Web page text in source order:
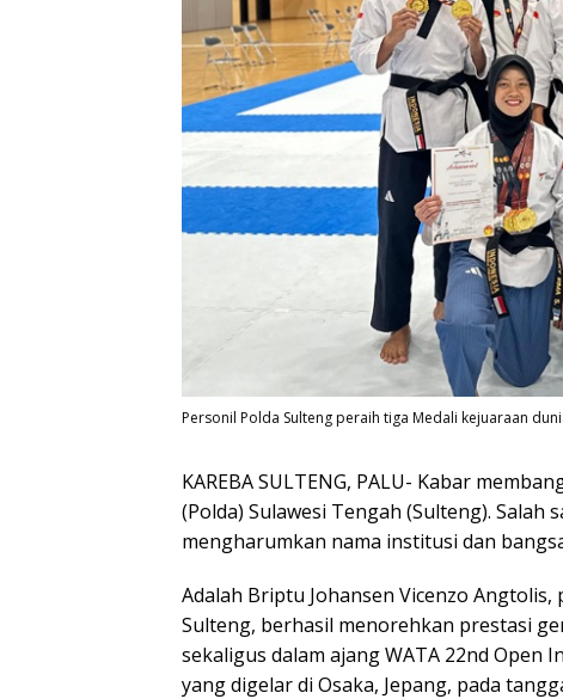
Personil Polda Sulteng peraih tiga Medali kejuaraan
KAREBA SULTENG, PALU- Kabar
(Polda) Sulawesi Tengah (Sulteng).
mengharumkan nama institusi dan
Adalah Briptu Johansen Vicenzo
Sulteng, berhasil menorehkan prestasi
sekaligus dalam ajang WATA 22nd Open
yang digelar di Osaka, Jepang, pada